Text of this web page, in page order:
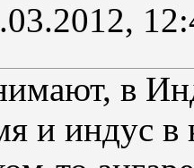
в
и индус